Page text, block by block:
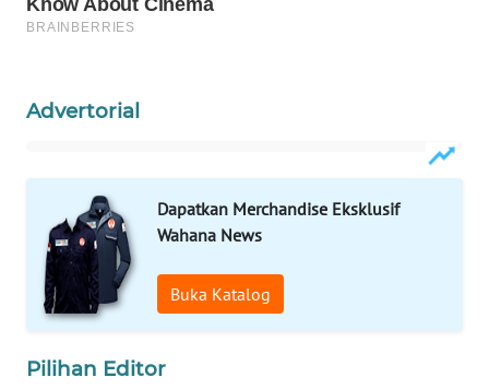
Advertorial
Dapatkan Merchandise Eksklusif
Wahana News
Buka Katalog
Pilihan Editor
SOLO
MADURA
WN
SURABAYA
WN
NATUNA